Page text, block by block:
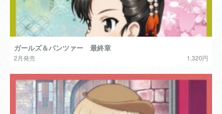
ガールズ＆パンツァー 最終章
2月発売 1,320円